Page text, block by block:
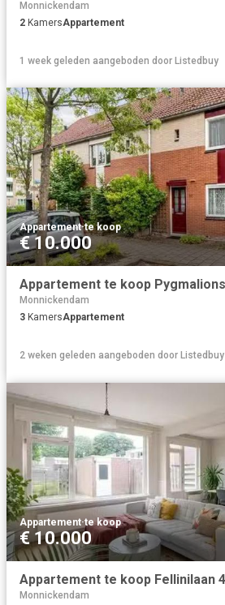
Monnickendam
2 KamersAppartement
1 week geleden aangeboden door Listedbuy
Appartement·te koop
€ 10.000
Monnickendam
3 KamersAppartement
2 weken geleden aangeboden door Listedbuy
Appartement·te koop
€ 10.000
Monnickendam